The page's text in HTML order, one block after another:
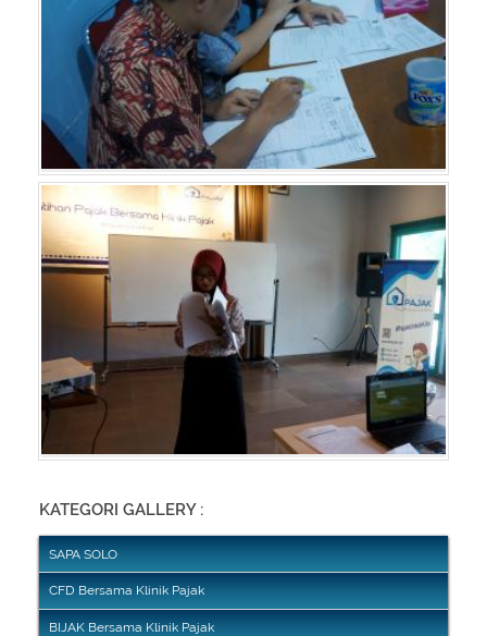
KATEGORI GALLERY :
SAPA SOLO
CFD Bersama Klinik Pajak
BIJAK Bersama Klinik Pajak